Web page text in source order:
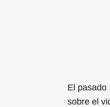
El pasado
sobre el